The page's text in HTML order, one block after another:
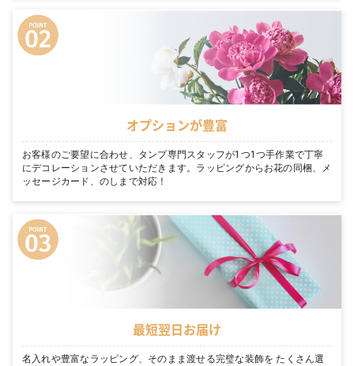
オプションが豊富
お客様のご要望に合わせ、タンプ専門スタッフが1つ1つ手作業で丁寧
にデコレーションさせていただきます。ラッピングからお花の同梱、メ
ッセージカード、のしまで対応！
最短翌日お届け
名入れや豊富なラッピング、そのまま渡せる完璧な装飾を たくさん選